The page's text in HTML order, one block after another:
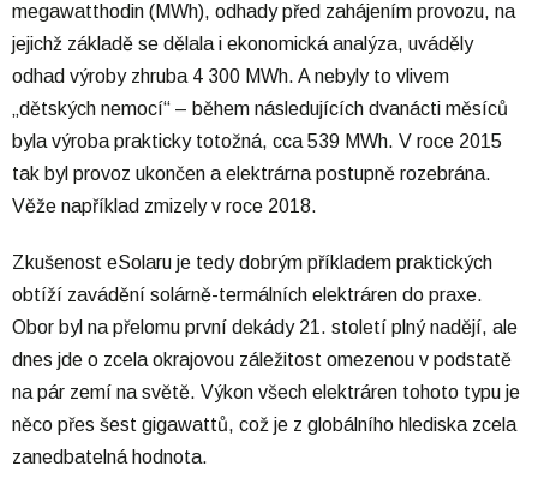
megawatthodin (MWh), odhady před zahájením provozu, na
jejichž základě se dělala i ekonomická analýza, uváděly
odhad výroby zhruba 4 300 MWh. A nebyly to vlivem
„dětských nemocí“ – během následujících dvanácti měsíců
byla výroba prakticky totožná, cca 539 MWh. V roce 2015
tak byl provoz ukončen a elektrárna postupně rozebrána.
Věže například zmizely v roce 2018.
Zkušenost eSolaru je tedy dobrým příkladem praktických
obtíží zavádění solárně-termálních elektráren do praxe.
Obor byl na přelomu první dekády 21. století plný nadějí, ale
dnes jde o zcela okrajovou záležitost omezenou v podstatě
na pár zemí na světě. Výkon všech elektráren tohoto typu je
něco přes šest gigawattů, což je z globálního hlediska zcela
zanedbatelná hodnota.